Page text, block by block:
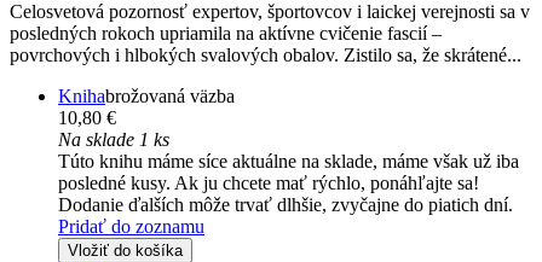
Celosvetová pozornosť expertov, športovcov i laickej verejnosti sa v
posledných rokoch upriamila na aktívne cvičenie fascií –
povrchových i hlbokých svalových obalov. Zistilo sa, že skrátené...
Knihabrožovaná väzba
10,80 €
Na sklade 1 ks
Túto knihu máme síce aktuálne na sklade, máme však už iba
posledné kusy. Ak ju chcete mať rýchlo, ponáhľajte sa!
Dodanie ďalších môže trvať dlhšie, zvyčajne do piatich dní.
Pridať do zoznamu
Vložiť do košíka